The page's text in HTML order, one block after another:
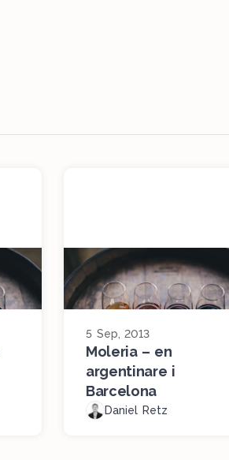
5 Sep, 2013
Moleria – en
argentinare i
Barcelona
Daniel Retz